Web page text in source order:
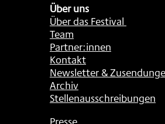
Über uns
Über das Festival
Team
Partner:innen
Kontakt
Newsletter &
Archiv
Stellenausschreibungen